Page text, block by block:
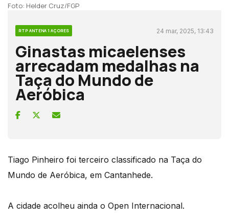
Foto: Helder Cruz/FGP
RTP ANTENA 1 AÇORES 24 mar, 2025, 13:43
Ginastas micaelenses
arrecadam medalhas na
Taça do Mundo de
Aeróbica
Tiago Pinheiro foi terceiro classificado na Taça do
Mundo de Aeróbica, em Cantanhede.
A cidade acolheu ainda o Open Internacional.